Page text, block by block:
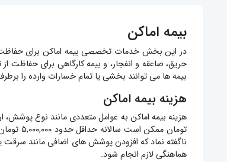
بیمه اماکن
در این بخش خدمات تخصصی بیمه اماکن برای حفاظت
حریق، صاعقه و انفجار، و بیمه کارگاهی برای
بیمه ها می توانند بخشی یا تمام خسارات وارده را
هزینه بیمه اماکن
هزینه بیمه اماکن به عوامل متعددی مانند نوع
تومان
ناگفته نماد که افزودن پوشش های اضافی مانند سرقت
هماهنگی لازم انجام شود.